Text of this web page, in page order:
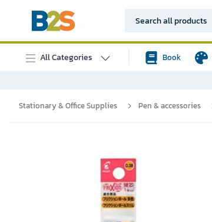
All Categories Book
Stationary & Office Supplies Pen & accessories